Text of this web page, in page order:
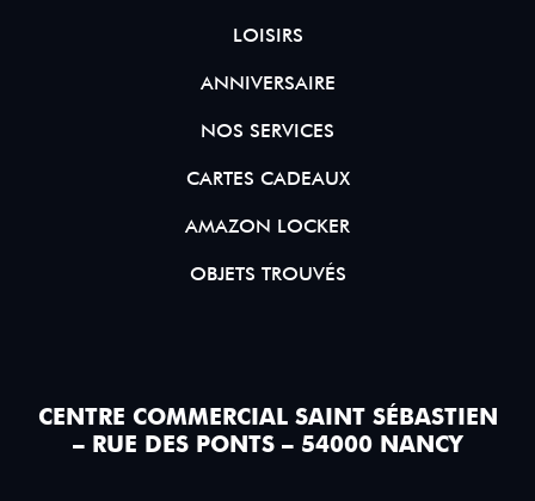
LOISIRS
ANNIVERSAIRE
NOS SERVICES
CARTES CADEAUX
AMAZON LOCKER
OBJETS TROUVÉS
CENTRE COMMERCIAL SAINT SÉBASTIEN
– RUE DES PONTS – 54000 NANCY